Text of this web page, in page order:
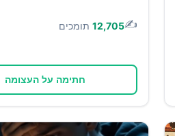
✍️
12,705 תומכים
חתימה על העצומה